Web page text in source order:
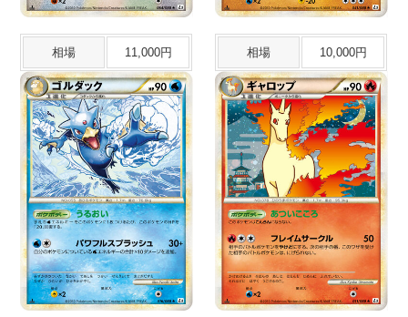
相場 11,000円 相場 10,000円